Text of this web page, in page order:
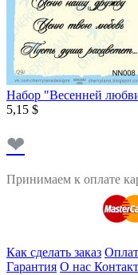
Набор "Весенней
5,15 $
❤
Принимаем к оплате
Как сделать заказ
Гарантия О нас